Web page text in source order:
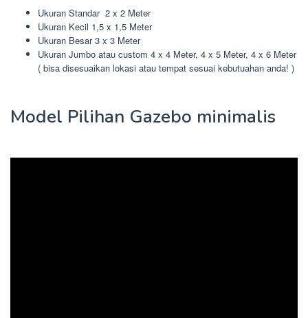
Ukuran Standar 2 x 2 Meter
Ukuran Kecil 1,5 x 1,5 Meter
Ukuran Besar 3 x 3 Meter
Ukuran Jumbo atau custom 4 x 4 Meter, 4 x 5 Meter, 4 x 6 Meter
( bisa disesuaikan lokasi atau tempat sesuai kebutuahan anda! )
Model Pilihan Gazebo minimalis